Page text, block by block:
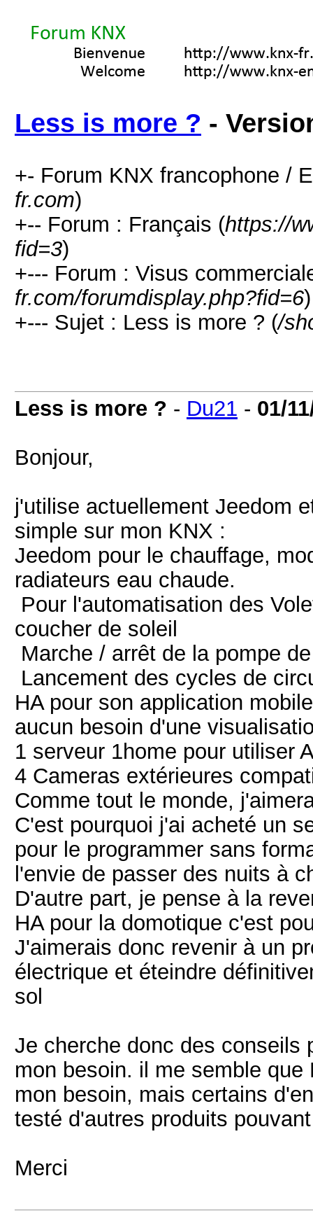
Less is more ? -
+- Forum KNX francophone /
fr.com)
+-- Forum : Français (https://
fid=3)
+--- Forum : Visus
fr.com/forumdisplay.php?fid=6)
+--- Sujet : Less is more ? (/
Less is more ? - Du21 - 01/
Bonjour,
j'utilise actuellement Jeedom
simple sur mon KNX :
Jeedom pour le chauffage,
radiateurs eau chaude.
Pour l'automatisation des
coucher de soleil
Marche / arrêt de la pompe
Lancement des cycles de
HA pour son application
aucun besoin d'une
1 serveur 1home pour utiliser
4 Cameras extérieures
Comme tout le monde,
C'est pourquoi j'ai acheté un
pour le programmer sans
l'envie de passer des nuits à
D'autre part, je pense à la
HA pour la domotique c'est
J'aimerais donc revenir à un
électrique et éteindre
sol
Je cherche donc des conseils
mon besoin. il me semble
mon besoin, mais certains
testé d'autres produits
Merci